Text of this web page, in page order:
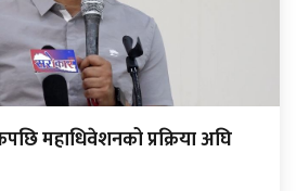
महाधिवेशनको प्रक्रिया अघि